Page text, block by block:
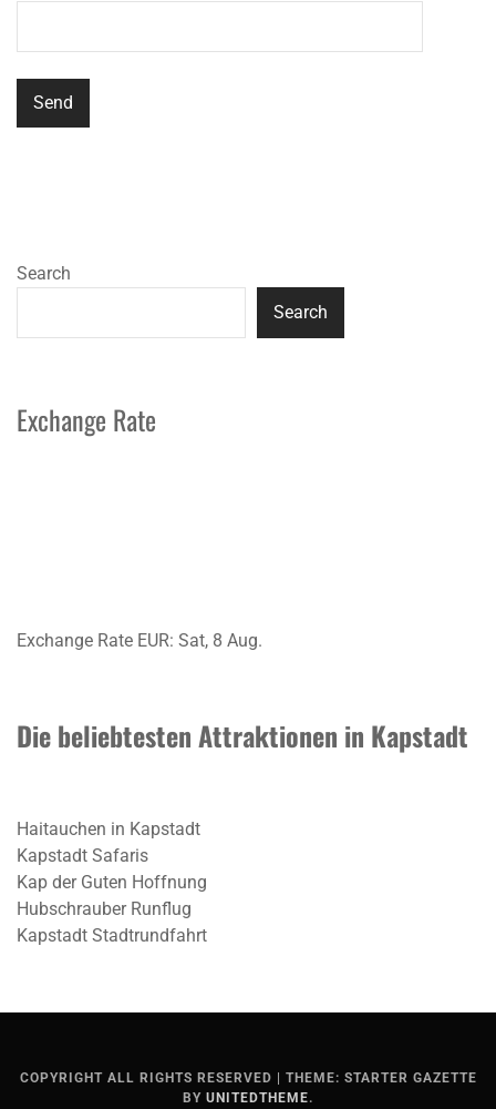
Search
Search
Exchange Rate
Exchange Rate EUR: Sat, 8 Aug.
Die beliebtesten Attraktionen in Kapstadt
Haitauchen in Kapstadt
Kapstadt Safaris
Kap der Guten Hoffnung
Hubschrauber Runflug
Kapstadt Stadtrundfahrt
COPYRIGHT ALL RIGHTS RESERVED
THEME: STARTER GAZETTE
BY UNITEDTHEME.